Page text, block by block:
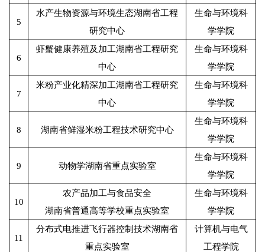
5
水产生物资源与环境生态湖南省工程
研究中心
生命与环境科
学学院
6
虾蟹健康养殖及加工湖南省工程研究
中心
生命与环境科
学学院
7
米粉产业化精深加工湖南省工程研究
中心
生命与环境科
学学院
8 湖南省鲜湿米粉工程技术研究中心
生命与环境科
学学院
9 动物学湖南省重点实验室
生命与环境科
学学院
10
农产品加工与食品安全
湖南省普通高等学校重点实验室
生命与环境科
学学院
11
分布式电推进飞行器控制技术湖南省
重点实验室
计算机与电气
工程学院